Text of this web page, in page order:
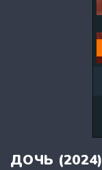
ДОЧЬ (2024)